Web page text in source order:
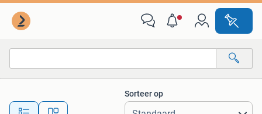
Alle afstanden…
Sorteer op